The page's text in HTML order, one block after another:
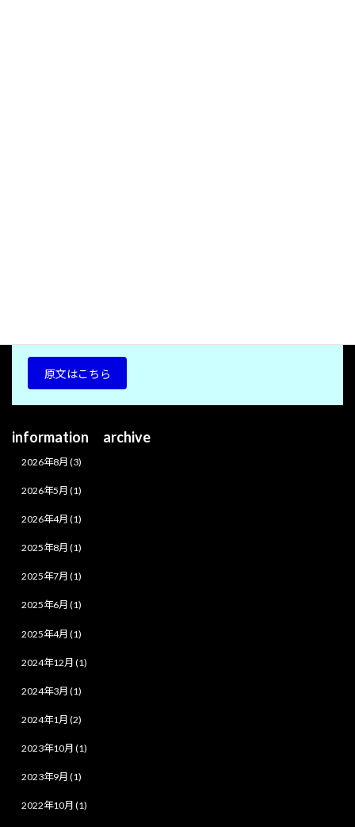
原文はこちら
information archive
2026年8月 (3)
2026年5月 (1)
2026年4月 (1)
2025年8月 (1)
2025年7月 (1)
2025年6月 (1)
2025年4月 (1)
2024年12月 (1)
2024年3月 (1)
2024年1月 (2)
2023年10月 (1)
2023年9月 (1)
2022年10月 (1)